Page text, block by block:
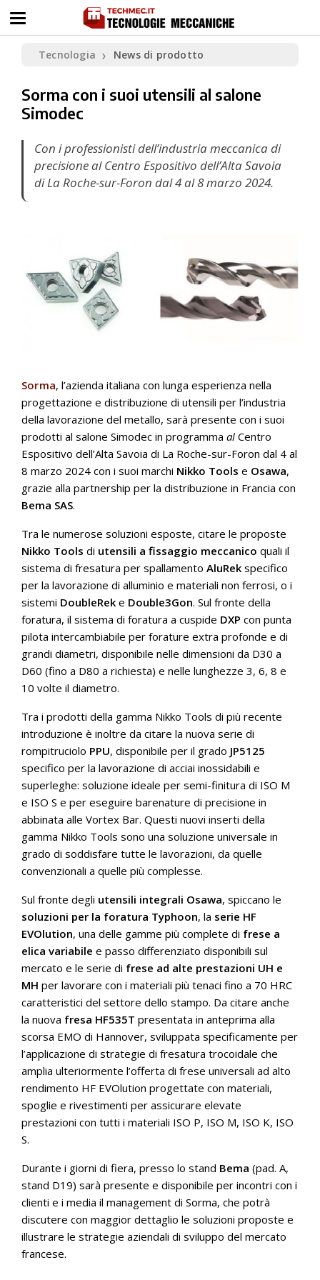
Tecnologia ❯ News di prodotto
Sorma con i suoi utensili al salone
Simodec
Con i professionisti dell’industria meccanica di
precisione al Centro Espositivo dell’Alta Savoia
di La Roche-sur-Foron dal 4 al 8 marzo 2024.
Sorma, l’azienda italiana con lunga esperienza nella
progettazione e distribuzione di utensili per l’industria
della lavorazione del metallo, sarà presente con i suoi
prodotti al salone Simodec in programma al Centro
Espositivo dell’Alta Savoia di La Roche-sur-Foron dal 4 al
8 marzo 2024 con i suoi marchi Nikko Tools e Osawa,
grazie alla partnership per la distribuzione in Francia con
Bema SAS.
Tra le numerose soluzioni esposte, citare le proposte
Nikko Tools di utensili a fissaggio meccanico quali il
sistema di fresatura per spallamento AluRek specifico
per la lavorazione di alluminio e materiali non ferrosi, o i
sistemi DoubleRek e Double3Gon. Sul fronte della
foratura, il sistema di foratura a cuspide DXP con punta
pilota intercambiabile per forature extra profonde e di
grandi diametri, disponibile nelle dimensioni da D30 a
D60 (fino a D80 a richiesta) e nelle lunghezze 3, 6, 8 e
10 volte il diametro.
Tra i prodotti della gamma Nikko Tools di più recente
introduzione è inoltre da citare la nuova serie di
rompitruciolo PPU, disponibile per il grado JP5125
specifico per la lavorazione di acciai inossidabili e
superleghe: soluzione ideale per semi-finitura di ISO M
e ISO S e per eseguire barenature di precisione in
abbinata alle Vortex Bar. Questi nuovi inserti della
gamma Nikko Tools sono una soluzione universale in
grado di soddisfare tutte le lavorazioni, da quelle
convenzionali a quelle più complesse.
Sul fronte degli utensili integrali Osawa, spiccano le
soluzioni per la foratura Typhoon, la serie HF
EVOlution, una delle gamme più complete di frese a
elica variabile e passo differenziato disponibili sul
mercato e le serie di frese ad alte prestazioni UH e
MH per lavorare con i materiali più tenaci fino a 70 HRC
caratteristici del settore dello stampo. Da citare anche
la nuova fresa HF535T presentata in anteprima alla
scorsa EMO di Hannover, sviluppata specificamente per
l’applicazione di strategie di fresatura trocoidale che
amplia ulteriormente l’offerta di frese universali ad alto
rendimento HF EVOlution progettate con materiali,
spoglie e rivestimenti per assicurare elevate
prestazioni con tutti i materiali ISO P, ISO M, ISO K, ISO
S.
Durante i giorni di fiera, presso lo stand Bema (pad. A,
stand D19) sarà presente e disponibile per incontri con i
clienti e i media il management di Sorma, che potrà
discutere con maggior dettaglio le soluzioni proposte e
illustrare le strategie aziendali di sviluppo del mercato
francese.